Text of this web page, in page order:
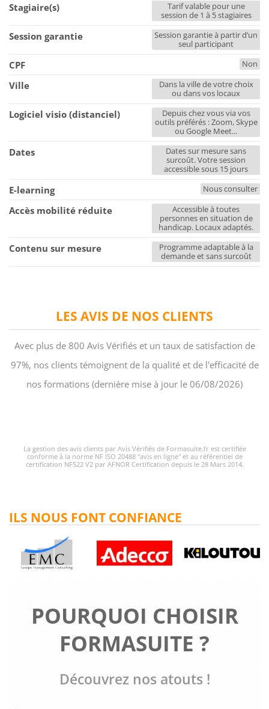
LES AVIS DE NOS CLIENTS
Avec plus de 800 Avis Vérifiés et un taux de satisfaction de
97%, nos clients témoignent de la qualité et de l'efficacité de
nos formations (dernière mise à jour le 06/08/2026)
La gestion des avis clients par Avis Vérifiés de Formasuite.fr est certifiée
conforme à la norme NF ISO 20488 "avis en ligne" et au référentiel de
certification NF522 V2 par AFNOR Certification depuis le 28 Mars 2014.
POURQUOI CHOISIR
FORMASUITE ?
Découvrez nos atouts !
ILS NOUS FONT CONFIANCE
Stagiaire(s)
Tarif valable pour une
session de 1 à 5 stagiaires
Session garantie
Session garantie à partir d’un
seul participant
CPF Non
Ville
Dans la ville de votre choix
ou dans vos locaux
Logiciel visio (distanciel)
Depuis chez vous via vos
outils préférés : Zoom, Skype
ou Google Meet...
Dates
Dates sur mesure sans
surcoût. Votre session
accessible sous 15 jours
E-learning Nous consulter
Accès mobilité réduite
Accessible à toutes
personnes en situation de
handicap. Locaux adaptés.
Contenu sur mesure
Programme adaptable à la
demande et sans surcoût